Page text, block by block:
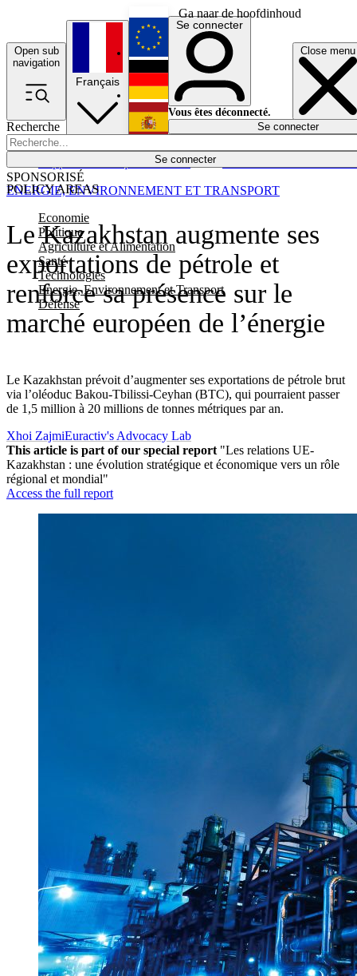
Ga naar de hoofdinhoud
Open sub
navigation
Close menu
Recherche
Se connecter
POLICY AREAS
Economie
Politique
Agriculture et Alimentation
Santé
Technologies
Energie, Environnement et Transport
Défense
Économie
Français
English
Deutsch
Español
Se connecter
Vous êtes déconnecté.
Se connecter
Le Kazakhstan augmente ses
exportations de pétrole et
renforce sa présence sur le
marché européen de l’énergie
Le Kazakhstan prévoit d’augmenter ses exportations de pétrole brut
via l’oléoduc Bakou-Tbilissi-Ceyhan (BTC), qui pourraient passer
de 1,5 million à 20 millions de tonnes métriques par an.
SPONSORISÉ
ENERGIE, ENVIRONNEMENT ET TRANSPORT
Xhoi ZajmiEuractiv's Advocacy Lab
This article is part of our special report "Les relations UE-
Kazakhstan : une évolution stratégique et économique vers un rôle
régional et mondial"
Access the full report